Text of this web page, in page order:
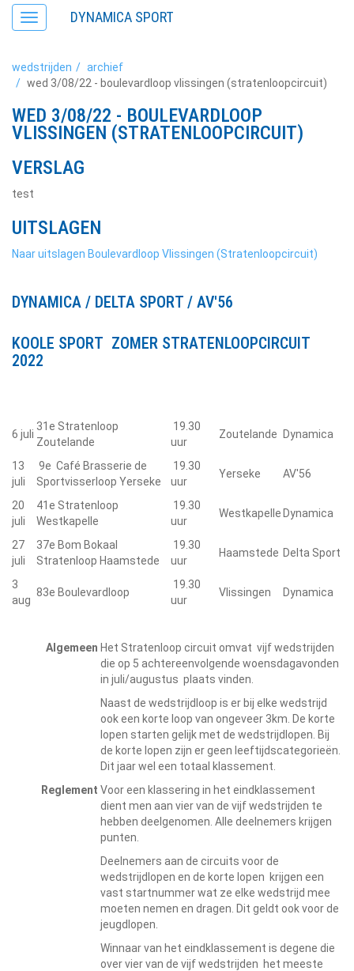
Toggle
navigation
DYNAMICA SPORT
wedstrijden
archief
wed 3/08/22 - boulevardloop vlissingen (stratenloopcircuit)
WED 3/08/22 - BOULEVARDLOOP
VLISSINGEN (STRATENLOOPCIRCUIT)
VERSLAG
test
UITSLAGEN
Naar uitslagen Boulevardloop Vlissingen (Stratenloopcircuit)
DYNAMICA / DELTA SPORT / AV'56
KOOLE SPORT ZOMER STRATENLOOPCIRCUIT
2022
6 juli
31e Stratenloop
Zoutelande
19.30
uur
Zoutelande Dynamica
13
juli
9e Café Brasserie de
Sportvisserloop Yerseke
19.30
uur
Yerseke AV'56
20
juli
41e Stratenloop
Westkapelle
19.30
uur
Westkapelle Dynamica
27
juli
37e Bom Bokaal
Stratenloop Haamstede
19.30
uur
Haamstede Delta Sport
3
aug
83e Boulevardloop
19.30
uur
Vlissingen Dynamica
Algemeen Het Stratenloop circuit omvat vijf wedstrijden
die op 5 achtereenvolgende woensdagavonden
in juli/augustus plaats vinden.
Naast de wedstrijdloop is er bij elke wedstrijd
ook een korte loop van ongeveer 3km. De korte
lopen starten gelijk met de wedstrijdlopen. Bij
de korte lopen zijn er geen leeftijdscategorieën.
Dit jaar wel een totaal klassement.
Reglement Voor een klassering in het eindklassement
dient men aan vier van de vijf wedstrijden te
hebben deelgenomen. Alle deelnemers krijgen
punten.
Deelnemers aan de circuits voor de
wedstrijdlopen en de korte lopen krijgen een
vast startnummer wat ze elke wedstrijd mee
moeten nemen en dragen. Dit geldt ook voor de
jeugdlopen.
Winnaar van het eindklassement is degene die
over vier van de vijf wedstrijden het meeste